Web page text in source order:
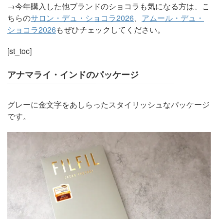
→今年購入した他ブランドのショコラも気になる方は、こ
ちらのサロン・デュ・ショコラ2026、 アムール・デュ・
ショコラ2026もぜひチェックしてください。
[st_toc]
アナマライ・インドのパッケージ
グレーに金文字をあしらったスタイリッシュなパッケージ
です。